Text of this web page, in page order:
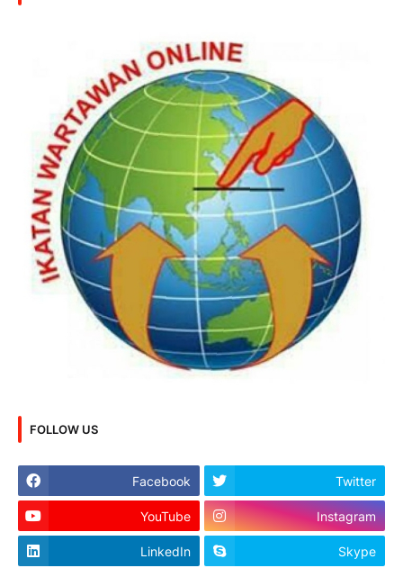
FOLLOW US
Facebook Twitter
YouTube Instagram
LinkedIn Skype